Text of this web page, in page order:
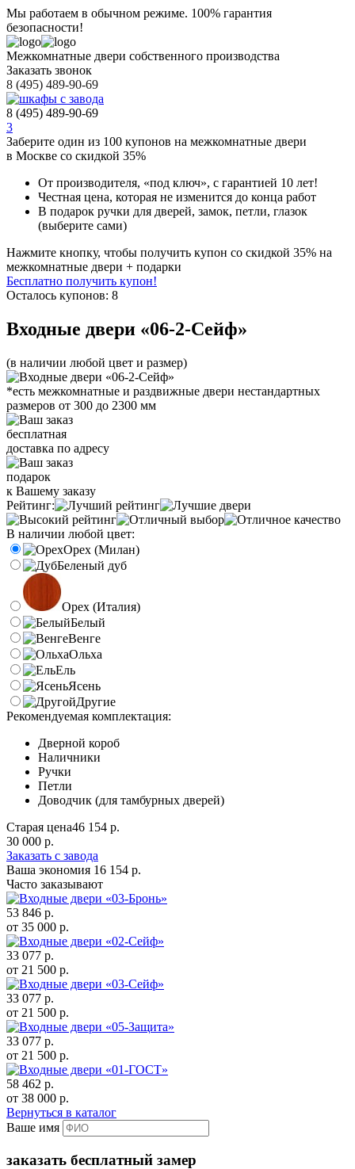
Мы работаем в обычном режиме. 100% гарантия
безопасности!
Межкомнатные двери собственного производства
Заказать звонок
8 (495) 489-90-69
8 (495) 489-90-69
3
Заберите один из 100 купонов на межкомнатные двери
в Москве со скидкой 35%
От производителя, «под ключ», с гарантией 10 лет!
Честная цена, которая не изменится до конца работ
В подарок ручки для дверей, замок, петли, глазок
(выберите сами)
Нажмите кнопку, чтобы получить купон со скидкой 35% на
межкомнатные двери + подарки
Бесплатно получить купон!
Осталось купонов: 8
Входные двери «06-2-Сейф»
(в наличии любой цвет и размер)
*есть межкомнатные и раздвижные двери нестандартных
размеров от 300 до 2300 мм
бесплатная
доставка по адресу
подарок
к Вашему заказу
Рейтинг:
В наличии любой цвет:
Орех (Милан)
Беленый дуб
Орех (Италия)
Белый
Венге
Ольха
Ель
Ясень
Другие
Рекомендуемая комплектация:
Дверной короб
Наличники
Ручки
Петли
Доводчик (для тамбурных дверей)
Старая цена46 154 р.
30 000 р.
Заказать с завода
Ваша экономия 16 154 р.
Часто заказывают
53 846 р.
от 35 000 р.
33 077 р.
от 21 500 р.
33 077 р.
от 21 500 р.
33 077 р.
от 21 500 р.
58 462 р.
от 38 000 р.
Вернуться в каталог
Ваше имя
заказать бесплатный замер